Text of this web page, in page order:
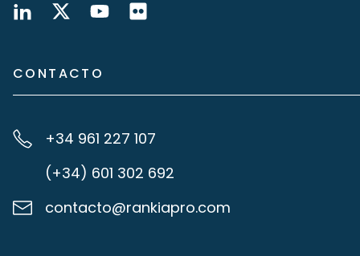
CONTACTO
+34 961 227 107
(+34) 601 302 692
contacto@rankiapro.com